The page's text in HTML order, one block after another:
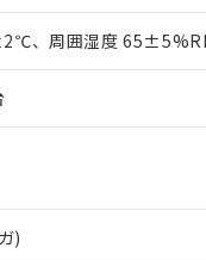
、周囲湿度
)
よび標準価格はお客様
談ください。
販売店や当社販売拠点は
部品リスト作成サービ
ます。
サービスに関するお客
況などにより、予定月
ンロード
、 DIBP(フタル酸ジイ
ルヘキシル)) : 1000ppm
物質）のすべてが基準
況下において有害物質
当社販売部門へお問い合
たしません。
を第三者に販売する場
先および販売に係わる
在庫あり
たないが在庫あり
新の在庫状況について
当社販売員にご確認く
、また在庫状況の情報